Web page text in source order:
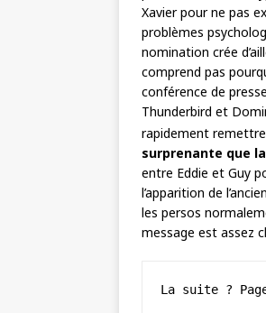
Xavier pour ne pas
problèmes
nomination crée
comprend pas
conférence de
Thunderbird et
rapidement
surprenante que
entre Eddie et Guy
l’apparition de
les persos
message est assez
La suite ?